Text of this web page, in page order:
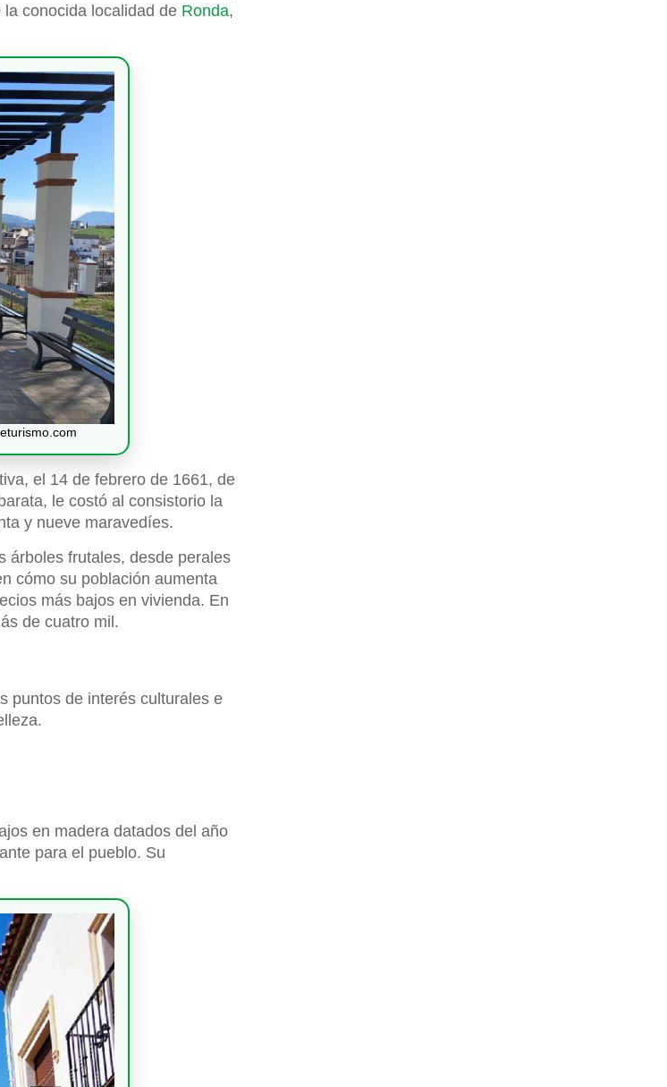
conocida localidad de Ronda,
el 14 de febrero de 1661, de
le costó al consistorio la
y nueve maravedíes.
árboles frutales, desde perales
cómo su población aumenta
más bajos en vivienda. En
de cuatro mil.
puntos de interés culturales e
en madera datados del año
para el pueblo. Su